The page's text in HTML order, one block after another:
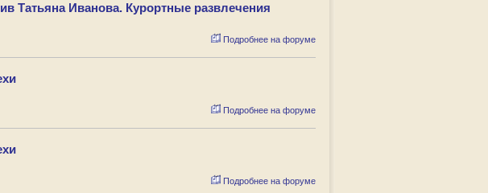
Татьяна Иванова. Курортные развлечения
Подробнее на форуме
Подробнее на форуме
Подробнее на форуме